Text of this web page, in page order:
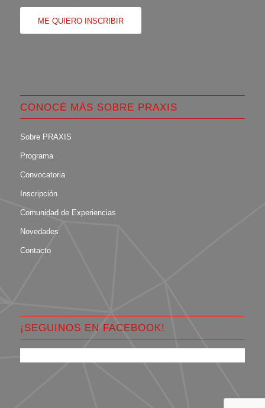
ME QUIERO INSCRIBIR
CONOCÉ MÁS SOBRE PRAXIS
Sobre PRAXIS
Programa
Convocatoria
Inscripción
Comunidad de Experiencias
Novedades
Contacto
¡SEGUINOS EN FACEBOOK!